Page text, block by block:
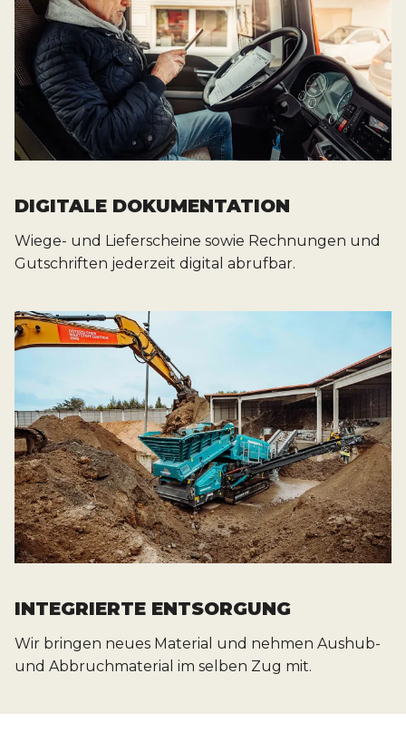
DIGITALE DOKUMENTATION
Wiege- und Lieferscheine sowie Rechnungen und
Gutschriften jederzeit digital abrufbar.
INTEGRIERTE ENTSORGUNG
Wir bringen neues Material und nehmen Aushub-
und Abbruchmaterial im selben Zug mit.